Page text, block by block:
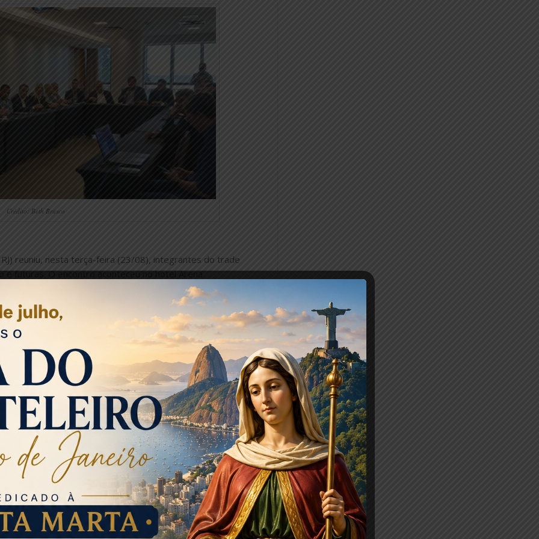
Crédito: Beth Brusco
reuniu, nesta terça-feira (23/08), integrantes do trade
futuras. O encontro aconteceu no hotel Arena
de Estado de Turismo, Sávio Neves, que
de Turismo (CET), outros 19 representantes das
Robson Cardeal, titular do Batalhão de Policiamento em
estão em vigor na Setur e aqueles que terão
retomada do turismo após a fase crítica da pandemia
ações do Rio de Janeiro, dentro e fora do estado e
comerciais, exposições e estandes promocionais,
de turismo rural, entre outros.
que a Setur-RJ se organiza em três pilares para
São eles: calendário anual com 12 megaeventos;
capital e interior, totalizando 1.500, e
com participação exclusiva ou associada a outras
Embratur e Riotur. Os fóruns regionais também
as particularidades de cada região. Da mesma
trechos de ferrovias que incluem destinos até Minas
secretário, sob a justificativa de que todos os